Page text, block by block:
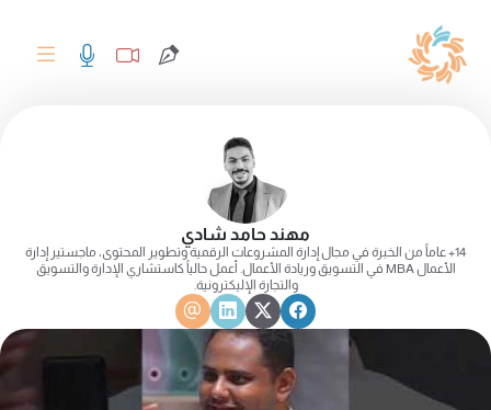
مهند حامد شادي
14+ عاماً من الخبرة في مجال إدارة المشروعات الرقمية وتطوير المحتوى، ماجستير إدارة
الأعمال MBA في التسويق وريادة الأعمال. أعمل حالياً كاستشاري الإدارة والتسويق
والتجارة الإليكترونية.